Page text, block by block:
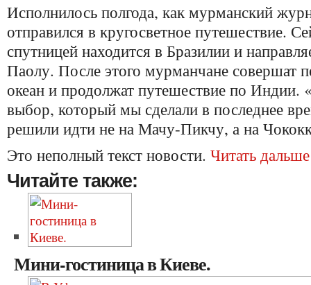
Исполнилось полгода, как мурманский
отправился в кругосветное путешествие.
спутницей находится в Бразилии и
Паолу. После этого мурманчане совершат
океан и продолжат путешествие по Индии.
выбор, который мы сделали в последнее
решили идти не на Мачу-Пикчу, а на
Это неполный текст новости. Читать
Читайте также:
Мини-гостиница в Киеве.